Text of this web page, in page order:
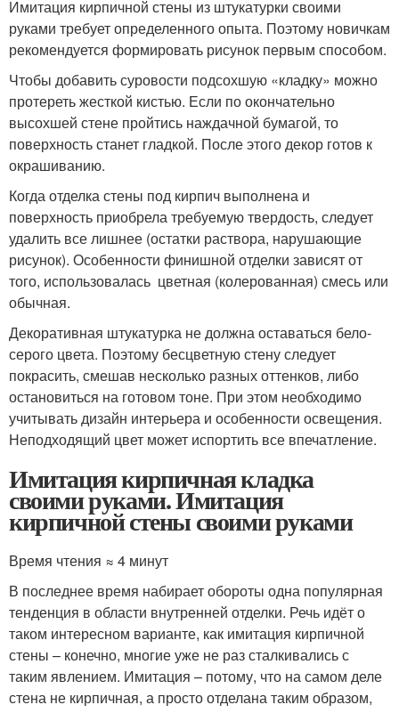
Имитация кирпичной стены из штукатурки своими
руками требует определенного опыта. Поэтому новичкам
рекомендуется формировать рисунок первым способом.
Чтобы добавить суровости подсохшую «кладку» можно
протереть жесткой кистью. Если по окончательно
высохшей стене пройтись наждачной бумагой, то
поверхность станет гладкой. После этого декор готов к
окрашиванию.
Когда отделка стены под кирпич выполнена и
поверхность приобрела требуемую твердость, следует
удалить все лишнее (остатки раствора, нарушающие
рисунок). Особенности финишной отделки зависят от
того, использовалась цветная (колерованная) смесь или
обычная.
Декоративная штукатурка не должна оставаться бело-
серого цвета. Поэтому бесцветную стену следует
покрасить, смешав несколько разных оттенков, либо
остановиться на готовом тоне. При этом необходимо
учитывать дизайн интерьера и особенности освещения.
Неподходящий цвет может испортить все впечатление.
Имитация кирпичная кладка
своими руками. Имитация
кирпичной стены своими руками
Время чтения ≈ 4 минут
В последнее время набирает обороты одна популярная
тенденция в области внутренней отделки. Речь идёт о
таком интересном варианте, как имитация кирпичной
стены – конечно, многие уже не раз сталкивались с
таким явлением. Имитация – потому, что на самом деле
стена не кирпичная, а просто отделана таким образом,